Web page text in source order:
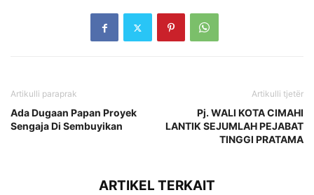
Artikulli paraprak
Ada Dugaan Papan Proyek
Sengaja Di Sembuyikan
Artikulli tjetër
Pj. WALI KOTA CIMAHI
LANTIK SEJUMLAH PEJABAT
TINGGI PRATAMA
ARTIKEL TERKAIT